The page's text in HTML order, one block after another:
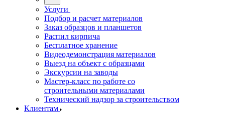
Услуги
Подбор и расчет материалов
Заказ образцов и планшетов
Распил кирпича
Бесплатное хранение
Видеодемонстрация материалов
Выезд на объект с образцами
Экскурсии на заводы
Мастер-класс по работе со
строительными материалами
Технический надзор за строительством
Клиентам